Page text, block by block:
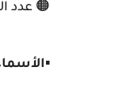
🟠 عدد
▪️